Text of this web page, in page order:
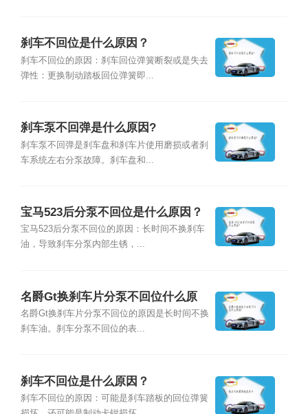
刹车不回位是什么原因？
刹车不回位的原因：刹车回位弹簧断裂或是失去
弹性：更换制动踏板回位弹簧即...
刹车泵不回弹是什么原因?
刹车泵不回弹是刹车盘和刹车片使用磨损或者刹
车系统左右分泵故障。刹车盘和...
宝马523后分泵不回位是什么原因？
宝马523后分泵不回位的原因：长时间不换刹车
油，导致刹车分泵内部生锈，...
名爵Gt换刹车片分泵不回位什么原
因？
名爵Gt换刹车片分泵不回位的原因是长时间不换
刹车油。刹车分泵不回位的表...
刹车不回位是什么原因？
刹车不回位的原因：可能是刹车踏板的回位弹簧